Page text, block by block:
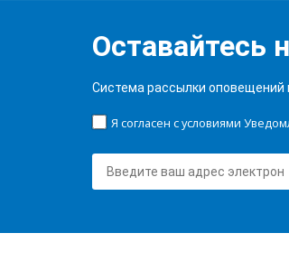
Оставайтесь
Система рассылки оповещений
Я согласен с условиями